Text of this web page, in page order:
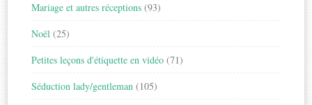
Mariage et autres réceptions (93)
Noël (25)
Petites leçons d'étiquette en vidéo (71)
Séduction lady/gentleman (105)